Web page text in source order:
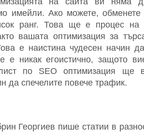
имейли. Ако можете, обменете
ранг. Това ще е процес на
вашата оптимизация за
е наистина чудесен начин
е никак егоистично, защото
по SEO оптимизация
да спечелите повече трафик.
Георгиев пише статии в